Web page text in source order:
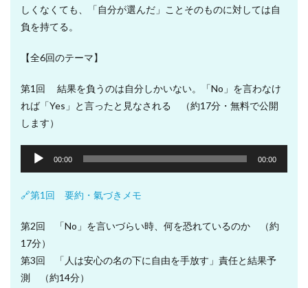
しくなくても、「自分が選んだ」ことそのものに対しては自
負を持てる。
【全6回のテーマ】
第1回 結果を負うのは自分しかいない。「No」を言わなけ
れば「Yes」と言ったと見なされる （約17分・無料で公開
します）
声
プ
ー
ヤ
ー
00:00 00:00
🔗第1回 要約・氣づきメモ
第2回 「No」を言いづらい時、何を恐れているのか （約
17分）
第3回 「人は安心の名の下に自由を手放す」責任と結果予
測 （約14分）